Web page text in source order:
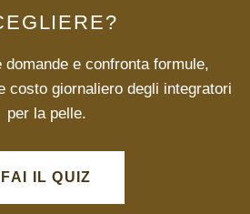
domande e confronta formule,
costo giornaliero degli integratori
per la pelle.
FAI IL QUIZ